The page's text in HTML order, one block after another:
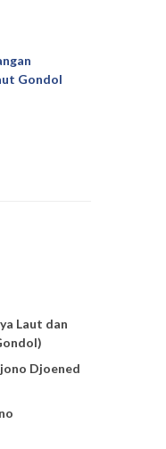
Gondol
Laut dan
Djoened